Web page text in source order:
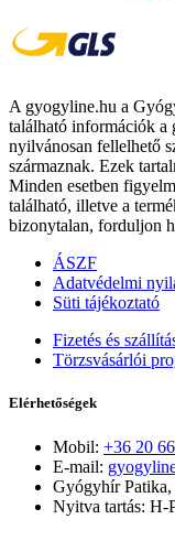
A gyogyline.hu a
található információk
nyilvánosan fellelhető
származnak. Ezek
Minden esetben
található, illetve a
bizonytalan, forduljon
ÁSZF
Adatvédelmi
Süti tájékoztató
Fizetés és
Törzsvásárlói
Elérhetőségek
Mobil: +36 20
E-mail:
Gyógyhír Patika,
Nyitva tartás: H-